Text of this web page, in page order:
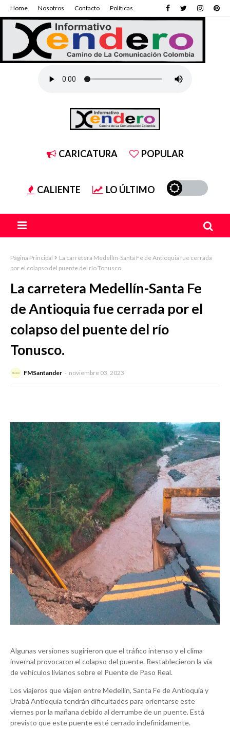
Home Nosotros Contacto Políticas
CARICATURA POPULAR
CALIENTE LO ÚLTIMO
Página Principal
La carretera Medellín-Santa Fe de Antioquia fue cerrada
por el colapso del puente del río Tonusco.
La carretera Medellín-Santa Fe
de Antioquia fue cerrada por el
colapso del puente del río
Tonusco.
FMSantander noviembre 03, 2023
Algunas versiones sugirieron que el tráfico intenso y el clima
invernal provocaron el colapso del puente. Restablecieron la vía
de vehículos livianos sobre el Puente de Paso Real.
Los viajeros que viajen entre Medellín, Santa Fe de Antioquia y
Urabá Antioquia tendrán dificultades para orientarse este
viernes por la mañana debido al derrumbe de un puente. Está
previsto que este puente esté cerrado indefinidamente.